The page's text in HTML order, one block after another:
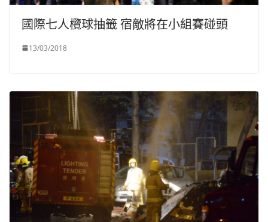
國際七人欖球抽籤 宿敵將在小組賽碰頭
13/03/2018